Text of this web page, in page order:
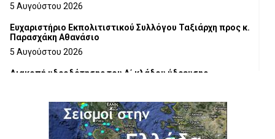
5 Αυγούστου 2026
Ευχαριστήριο Εκπολιτιστικού Συλλόγου Ταξιάρχη προς κ.
Παρασχάκη Αθανάσιο
5 Αυγούστου 2026
Διακοπή υδροδότησης του Α΄ κλάδου ύδρευσης
Η Marseaux στα Γρεβενά για μια μοναδική συναυλία
5 Αυγούστου 2026